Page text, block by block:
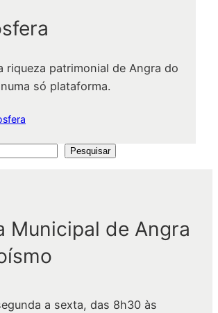
riqueza patrimonial de Angra do
só plataforma.
Pesquisar
Municipal de Angra
a sexta, das 8h30 às